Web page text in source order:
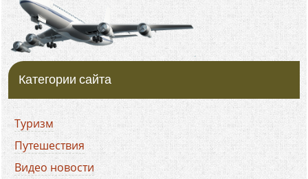
Категории сайта
Туризм
Путешествия
Видео новости